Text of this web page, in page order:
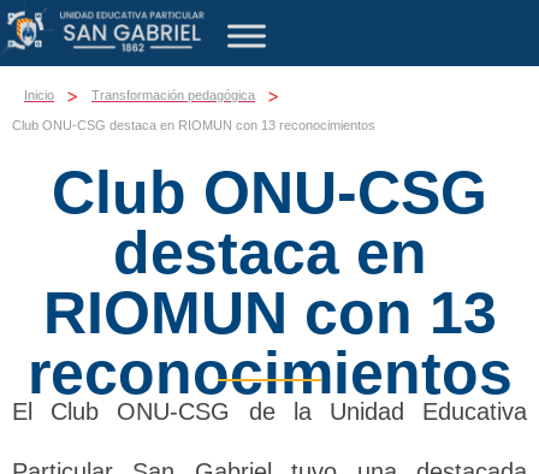
Inicio > Transformación pedagógica >
Club ONU-CSG destaca en RIOMUN con 13 reconocimientos
Club ONU-CSG
destaca en
RIOMUN con 13
reconocimientos
El Club ONU-CSG de la Unidad Educativa